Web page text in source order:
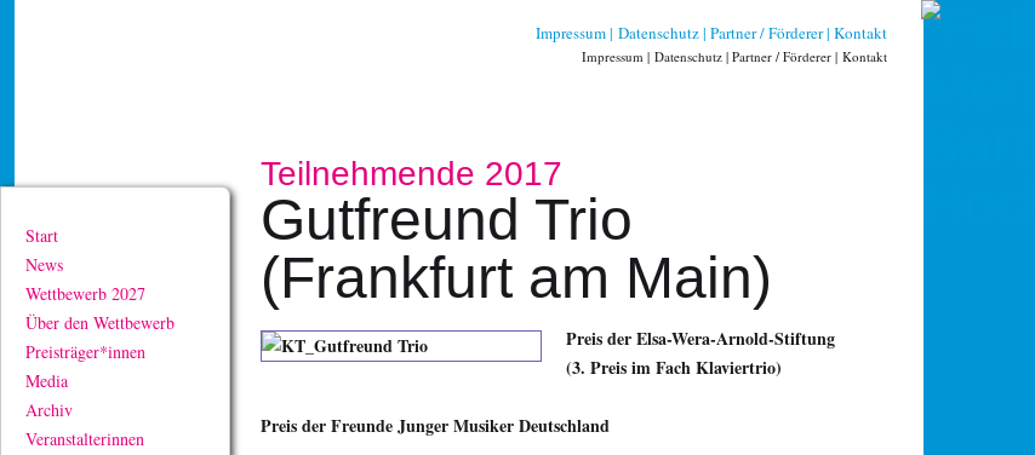
Impressum Datenschutz Partner / Förderer Kontakt
Impressum Datenschutz Partner / Förderer Kontakt
Teilnehmende 2017
Gutfreund Trio
(Frankfurt am Main)
Preis der Elsa-Wera-Arnold-Stiftung
(3. Preis im Fach Klaviertrio)
Preis der Freunde Junger Musiker Deutschland
Start
News
Wettbewerb 2027
Über den Wettbewerb
Preisträger*innen
Media
Archiv
Veranstalterinnen